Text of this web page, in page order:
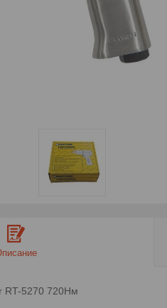
RT-5270 720Нм